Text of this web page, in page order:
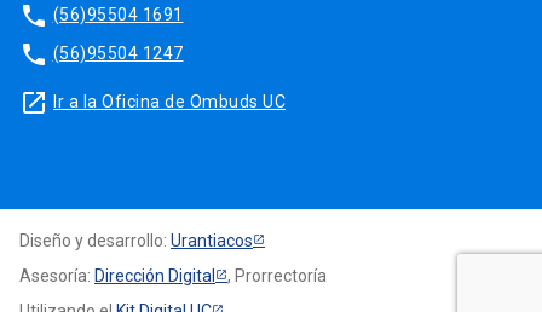
phone (56)95504 1691
phone (56)95504 1247
launch Ir a la Oficina de Ombuds UC
Diseño y desarrollo: Urantiacos
Asesoría: Dirección Digital
, Prorrectoría